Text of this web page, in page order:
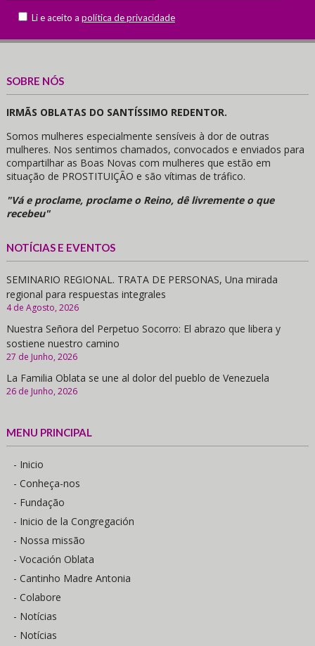
Li e aceito a política de privacidade
SOBRE NÓS
IRMÃS OBLATAS DO SANTÍSSIMO REDENTOR.
Somos mulheres especialmente sensíveis à dor de outras
mulheres. Nos sentimos chamados, convocados e enviados para
compartilhar as Boas Novas com mulheres que estão em
situação de PROSTITUIÇÃO e são vítimas de tráfico.
"Vá e proclame, proclame o Reino, dê livremente o que
recebeu"
NOTÍCIAS E EVENTOS
SEMINARIO REGIONAL. TRATA DE PERSONAS, Una mirada
regional para respuestas integrales
4 de Agosto, 2026
Nuestra Señora del Perpetuo Socorro: El abrazo que libera y
sostiene nuestro camino
27 de Junho, 2026
La Familia Oblata se une al dolor del pueblo de Venezuela
26 de Junho, 2026
MENU PRINCIPAL
- Inicio
- Conheça-nos
- Fundação
- Inicio de la Congregación
- Nossa missão
- Vocación Oblata
- Cantinho Madre Antonia
- Colabore
- Notícias
- Notícias